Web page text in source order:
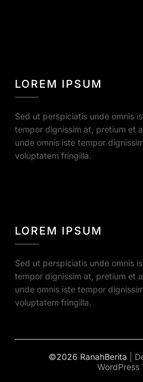
LOREM IPSUM
Sed ut perspiciatis unde omnis
tempor dignissim at, pretium et
unde omnis iste tempor
voluptatem fringilla.
LOREM IPSUM
Sed ut perspiciatis unde omnis
tempor dignissim at, pretium et
unde omnis iste tempor
voluptatem fringilla.
©2026 RanahBerita |
WordPress